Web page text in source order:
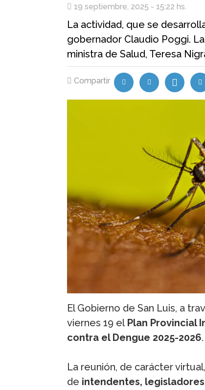
19 septiembre, 2025 - 15:22 hs.
La actividad, que se
gobernador Claudio Poggi.
ministra de Salud, Teresa
Compartir
El Gobierno de San Luis, a
viernes 19 el Plan Provincial
contra el Dengue 2025-2026.
La reunión, de carácter
de intendentes,